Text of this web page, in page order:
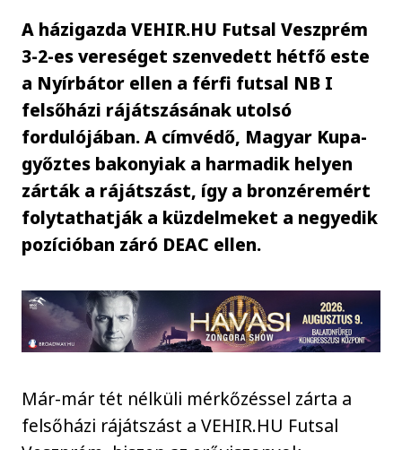
A házigazda VEHIR.HU Futsal Veszprém
3-2-es vereséget szenvedett hétfő este
a Nyírbátor ellen a férfi futsal NB I
felsőházi rájátszásának utolsó
fordulójában. A címvédő, Magyar Kupa-
győztes bakonyiak a harmadik helyen
zárták a rájátszást, így a bronzéremért
folytathatják a küzdelmeket a negyedik
pozícióban záró DEAC ellen.
Már-már tét nélküli mérkőzéssel zárta a
felsőházi rájátszást a VEHIR.HU Futsal